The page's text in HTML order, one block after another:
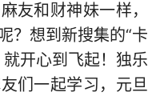
友和财神妹一样，
？想到新搜集的“卡
开心到飞起！独乐
们一起学习，元旦